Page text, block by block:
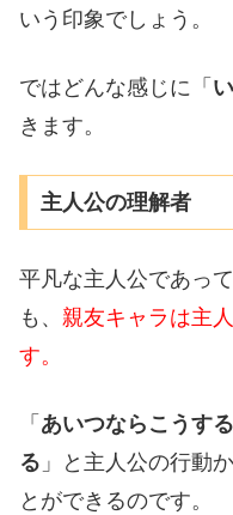
いう印象でしょう。
ではどんな感じに「
きます。
主人公の理解者
平凡な主人公であっ
も、 親友キャラは主
す。
「 あいつならこうする
る 」と主人公の行動
とができるのです。